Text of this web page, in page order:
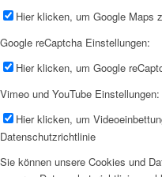
Hier klicken, um Google Maps
Google reCaptcha Einstellungen:
Hier klicken, um Google
Vimeo und YouTube Einstellungen:
Hier klicken, um
Datenschutzrichtlinie
Sie können unsere Cookies und